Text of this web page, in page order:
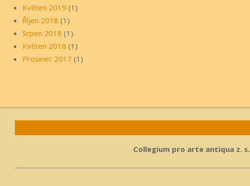
Květen 2019 (1)
Říjen 2018 (1)
Srpen 2018 (1)
Květen 2018 (1)
Prosinec 2017 (1)
Collegium pro arte antiqua z. s.